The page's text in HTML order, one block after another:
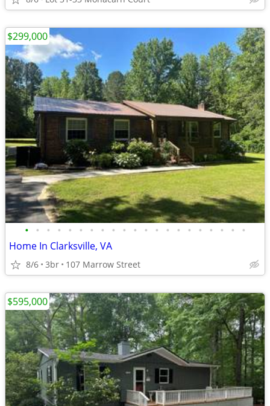
• • • • • • • • • • • • • • • • • • • • •
Home In Clarksville, VA
8/6 3br 107 Marrow Street
$299,000
$595,000